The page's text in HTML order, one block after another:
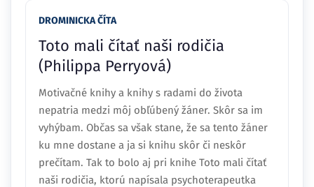
DROMINICKA ČÍTA
Toto mali čítať naši rodičia
(Philippa Perryová)
Motivačné knihy a knihy s radami do života
nepatria medzi môj obľúbený žáner. Skôr sa im
vyhýbam. Občas sa však stane, že sa tento žáner
ku mne dostane a ja si knihu skôr či neskôr
prečítam. Tak to bolo aj pri knihe Toto mali čítať
naši rodičia, ktorú napísala psychoterapeutka